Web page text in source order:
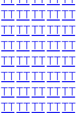
TTTTTTTTTT
TTTTTTTTTT
TTTTTTTTTT
TTTTTTTTTT
TTTTTTTTTT
TTTTTTTTTT
TTTTTTTTTT